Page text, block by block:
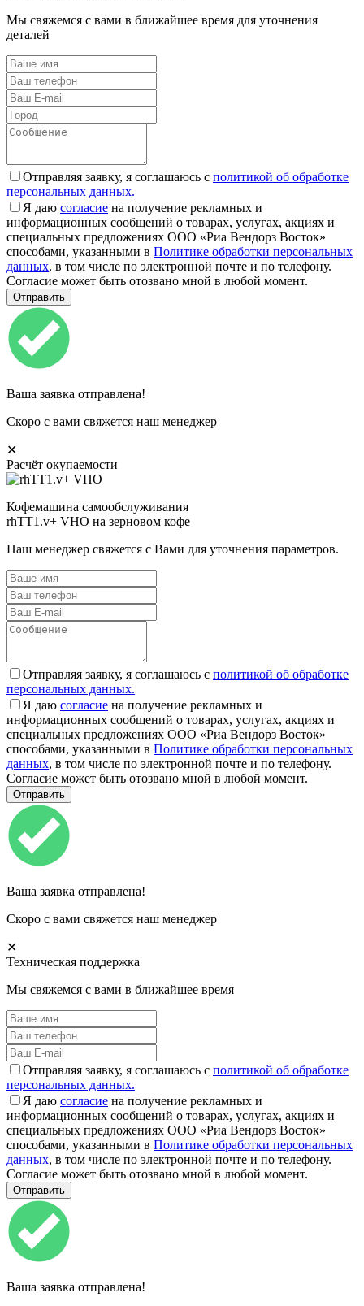
Мы свяжемся с вами в ближайшее время для уточнения
деталей
Отправляя заявку, я соглашаюсь с политикой об обработке
персональных данных.
Я даю согласие на получение рекламных и
информационных сообщений о товарах, услугах, акциях и
специальных предложениях ООО «Риа Вендорз Восток»
способами, указанными в Политике обработки персональных
данных, в том числе по электронной почте и по телефону.
Согласие может быть отозвано мной в любой момент.
Ваша заявка отправлена!
Скоро с вами свяжется наш менеджер
✕
Расчёт окупаемости
Кофемашина самообслуживания
rhTT1.v+ VHO на зерновом кофе
Наш менеджер свяжется с Вами для уточнения параметров.
Отправляя заявку, я соглашаюсь с политикой об обработке
персональных данных.
Я даю согласие на получение рекламных и
информационных сообщений о товарах, услугах, акциях и
специальных предложениях ООО «Риа Вендорз Восток»
способами, указанными в Политике обработки персональных
данных, в том числе по электронной почте и по телефону.
Согласие может быть отозвано мной в любой момент.
Ваша заявка отправлена!
Скоро с вами свяжется наш менеджер
✕
Техническая поддержка
Мы свяжемся с вами в ближайшее время
Отправляя заявку, я соглашаюсь с политикой об обработке
персональных данных.
Я даю согласие на получение рекламных и
информационных сообщений о товарах, услугах, акциях и
специальных предложениях ООО «Риа Вендорз Восток»
способами, указанными в Политике обработки персональных
данных, в том числе по электронной почте и по телефону.
Согласие может быть отозвано мной в любой момент.
Ваша заявка отправлена!